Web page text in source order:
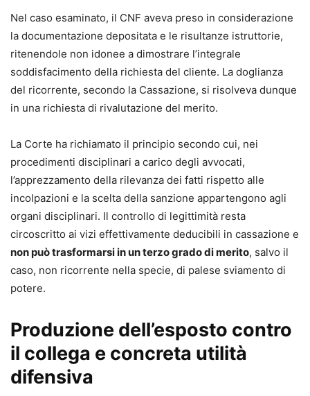
Nel caso esaminato, il CNF aveva preso in considerazione
la documentazione depositata e le risultanze istruttorie,
ritenendole non idonee a dimostrare l’integrale
soddisfacimento della richiesta del cliente. La doglianza
del ricorrente, secondo la Cassazione, si risolveva dunque
in una richiesta di rivalutazione del merito.
La Corte ha richiamato il principio secondo cui, nei
procedimenti disciplinari a carico degli avvocati,
l’apprezzamento della rilevanza dei fatti rispetto alle
incolpazioni e la scelta della sanzione appartengono agli
organi disciplinari. Il controllo di legittimità resta
circoscritto ai vizi effettivamente deducibili in cassazione e
non può trasformarsi in un terzo grado di merito, salvo il
caso, non ricorrente nella specie, di palese sviamento di
potere.
Produzione dell’esposto contro
il collega e concreta utilità
difensiva